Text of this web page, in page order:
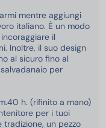
mentre aggiungi
italiano. È un modo
il
Inoltre, il suo design
al sicuro fino al
per
h. (rifinito a mano)
per i tuoi
tradizione, un pezzo